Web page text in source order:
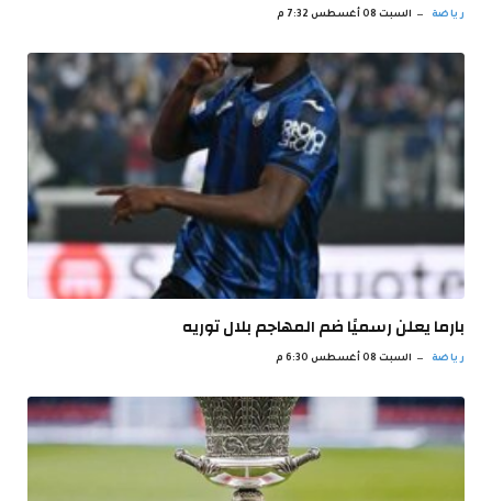
رياضة السبت 08 أغسطس 7:32 م
بارما يعلن رسميًا ضم المهاجم بلال توريه
رياضة السبت 08 أغسطس 6:30 م